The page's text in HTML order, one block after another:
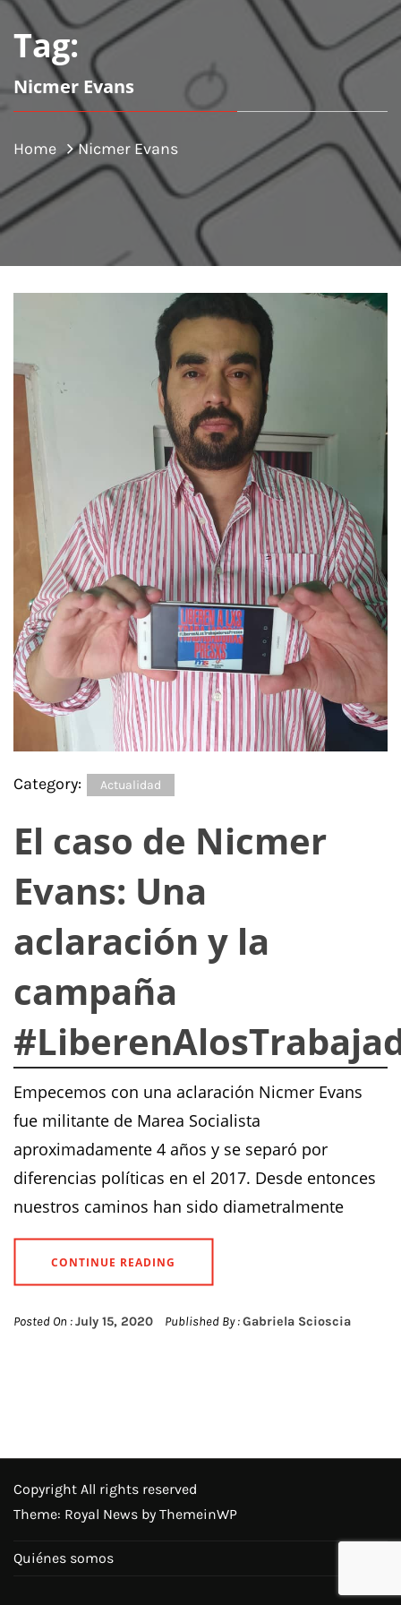
Tag:
Nicmer Evans
Home Nicmer Evans
Category: Actualidad
El caso de Nicmer
Evans: Una
aclaración y la
campaña
Empecemos con una aclaración Nicmer Evans
fue militante de Marea Socialista
aproximadamente 4 años y se separó por
diferencias políticas en el 2017. Desde entonces
nuestros caminos han sido diametralmente
CONTINUE READING
Posted On :July 15, 2020 Published By :Gabriela Scioscia
Copyright All rights reserved
Theme: Royal News by ThemeinWP
Quiénes somos